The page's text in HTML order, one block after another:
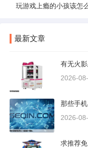
玩游戏上瘾的小孩该怎
最新文章
有无火
2026-
那些手
2026-
求推荐